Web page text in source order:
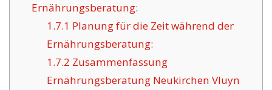
Ernährungsberatung:
1.7.1 Planung für die Zeit während der
Ernährungsberatung:
1.7.2 Zusammenfassung
Ernährungsberatung Neukirchen Vluyn